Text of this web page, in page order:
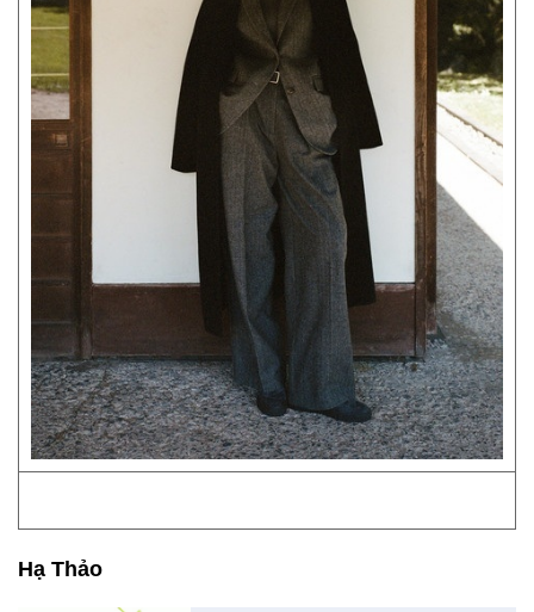
Hạ Thảo